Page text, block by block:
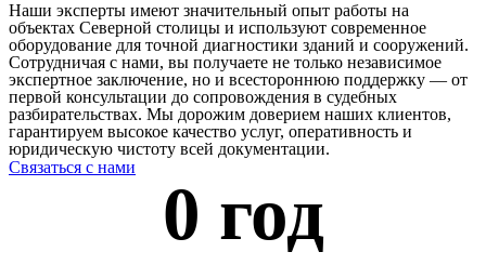
Наши эксперты имеют значительный опыт работы на
объектах Северной столицы и используют современное
оборудование для точной диагностики зданий и сооружений.
Сотрудничая с нами, вы получаете не только независимое
экспертное заключение, но и всестороннюю поддержку — от
первой консультации до сопровождения в судебных
разбирательствах. Мы дорожим доверием наших клиентов,
гарантируем высокое качество услуг, оперативность и
юридическую чистоту всей документации.
Связаться с нами
0 год